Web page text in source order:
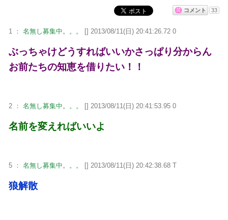
コメント 33
1 ： 名無し募集中。。。 [] 2013/08/11(日) 20:41:26.72 0
ぶっちゃけどうすればいいかさっぱり分からん
お前たちの知恵を借りたい！！
2 ： 名無し募集中。。。 [] 2013/08/11(日) 20:41:53.95 0
名前を変えればいいよ
5 ： 名無し募集中。。。 [] 2013/08/11(日) 20:42:38.68 T
狼解散